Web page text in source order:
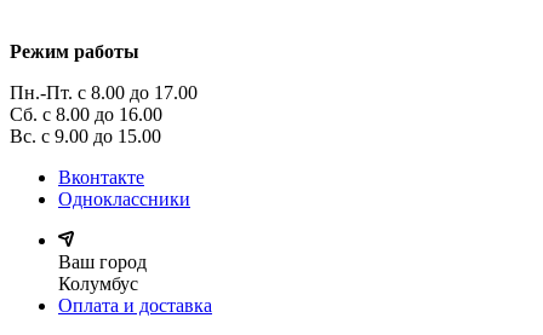
Режим работы
Пн.-Пт. с 8.00 до 17.00
Сб. с 8.00 до 16.00
Вс. с 9.00 до 15.00
Вконтакте
Одноклассники
Ваш город
Колумбус
Оплата и доставка